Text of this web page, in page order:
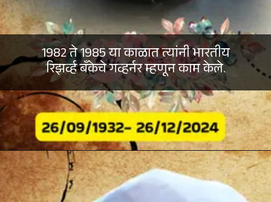
1982 ते 1985 या काळात त्यांनी भारतीय
रिझर्व्ह बँकेचे गव्हर्नर म्हणून काम केले.
Opening